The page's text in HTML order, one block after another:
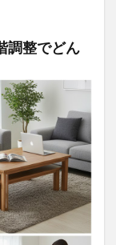
調整でどん